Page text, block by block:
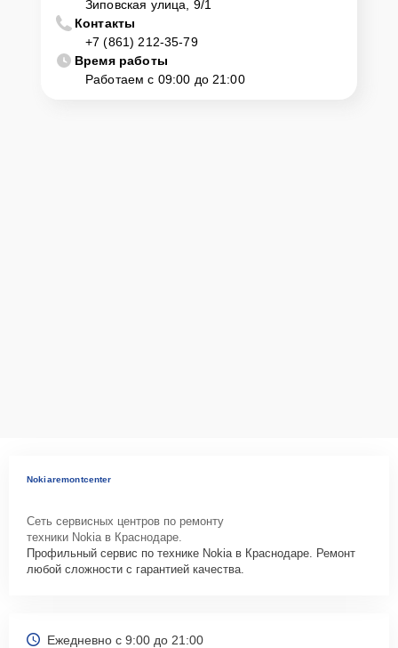
Зиповская улица, 9/1
Контакты
+7 (861) 212-35-79
Время работы
Работаем с 09:00 до 21:00
Nokiaremontcenter
Сеть сервисных центров по ремонту
техники Nokia в Краснодаре.
Профильный сервис по технике Nokia в Краснодаре. Ремонт
любой сложности с гарантией качества.
Ежедневно с 9:00 до 21:00